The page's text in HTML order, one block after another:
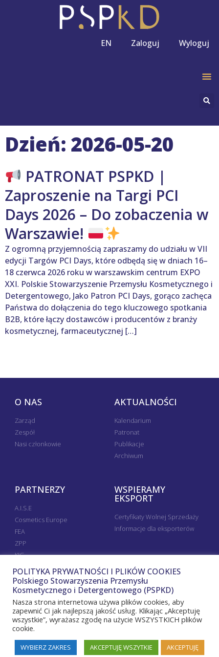
EN Zaloguj Wyloguj
Dzień: 2026-05-20
PATRONAT PSPKD |
Zaproszenie na Targi PCI
Days 2026 – Do zobaczenia w
Warszawie!
Z ogromną przyjemnością zapraszamy do udziału w VII
edycji Targów PCI Days, które odbędą się w dniach 16–
18 czerwca 2026 roku w warszawskim centrum EXPO
XXI. Polskie Stowarzyszenie Przemysłu Kosmetycznego i
Detergentowego, Jako Patron PCI Days, gorąco zachęca
Państwa do dołączenia do tego kluczowego spotkania
B2B, które łączy dostawców i producentów z branży
kosmetycznej, farmaceutycznej […]
O NAS
Zarząd
Zespół
Nasi członkowie
AKTUALNOŚCI
Kalendarium
Patronat
Publikacje
Archiwum
PARTNERZY
A.I.S.E
Cosmetics Europe
FEA
ZPP
KIG
WSPIERAMY
EKSPORT
Certyfikaty Wolnej Sprzedaży
Informacje dla eksporterów
POLITYKA PRYWATNOŚCI I PLIKÓW COOKIES
Polskiego Stowarzyszenia Przemysłu
Kosmetycznego i Detergentowego (PSPKD)
Nasza strona internetowa używa plików cookies, aby
zapewnić Ci jak najlepszą jakość usług. Klikając „Akceptuję
wszystkie”, wyrażasz zgodę na użycie WSZYSTKICH plików
cookie.
WYBIERZ ZAKRES AKCEPTUJĘ WSZYTKIE AKCEPTUJĘ